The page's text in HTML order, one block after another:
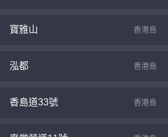
寶雅山 香港島
泓都 香港島
香島道33號 香港島